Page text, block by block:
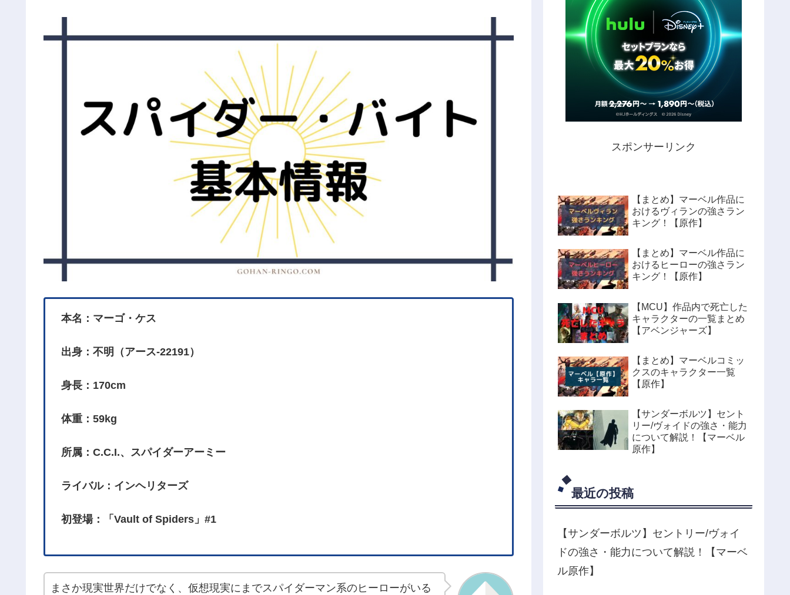
本名：マーゴ・ケス
出身：不明（アース-22191）
身長：170cm
体重：59kg
所属：C.C.I.、スパイダーアーミー
ライバル：インヘリターズ
初登場：「Vault of Spiders」#1
まさか現実世界だけでなく、仮想現実にまでスパイダーマン系のヒーローがいる
スポンサーリンク
【まとめ】マーベル作品に
おけるヴィランの強さラン
キング！【原作】
【まとめ】マーベル作品に
おけるヒーローの強さラン
キング！【原作】
【MCU】作品内で死亡した
キャラクターの一覧まとめ
【アベンジャーズ】
【まとめ】マーベルコミッ
クスのキャラクター一覧
【原作】
【サンダーボルツ】セント
リー/ヴォイドの強さ・能力
について解説！【マーベル
原作】
最近の投稿
【サンダーボルツ】セントリー/ヴォイ
ドの強さ・能力について解説！【マーベ
ル原作】